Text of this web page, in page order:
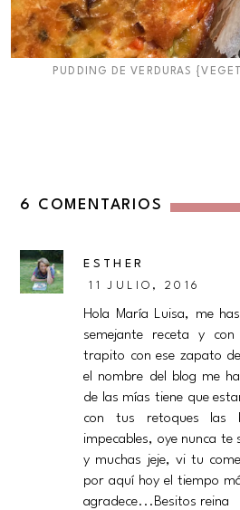
PUDDING DE VERDURAS
6 COMENTARIOS
ESTHER
11 JULIO, 2016
Hola María Luisa, me
semejante receta y
trapito con ese zapato
el nombre del blog me
de las mías tiene que
con tus retoques las
impecables, oye nunca te
y muchas jeje, vi tu
por aquí hoy el tiempo
agradece...Besitos reina